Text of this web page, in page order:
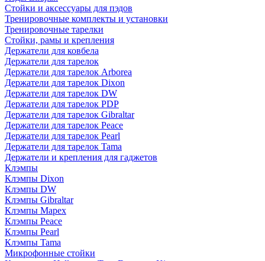
Стойки и аксессуары для пэдов
Тренировочные комплекты и установки
Тренировочные тарелки
Стойки, рамы и крепления
Держатели для ковбела
Держатели для тарелок
Держатели для тарелок Arborea
Держатели для тарелок Dixon
Держатели для тарелок DW
Держатели для тарелок PDP
Держатели для тарелок Gibraltar
Держатели для тарелок Peace
Держатели для тарелок Pearl
Держатели для тарелок Tama
Держатели и крепления для гаджетов
Клэмпы
Клэмпы Dixon
Клэмпы DW
Клэмпы Gibraltar
Клэмпы Mapex
Клэмпы Peace
Клэмпы Pearl
Клэмпы Tama
Микрофонные стойки